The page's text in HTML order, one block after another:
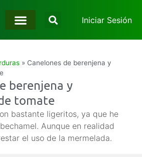
Iniciar Sesión
» Canelones de berenjena y
berenjena y
tomate
bastante ligeritos, ya que he
Aunque en realidad
el uso de la mermelada.